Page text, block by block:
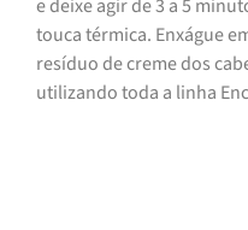
e deixe agir de 3 a 5
touca térmica. Enxágue
resíduo de creme dos
utilizando toda a linha